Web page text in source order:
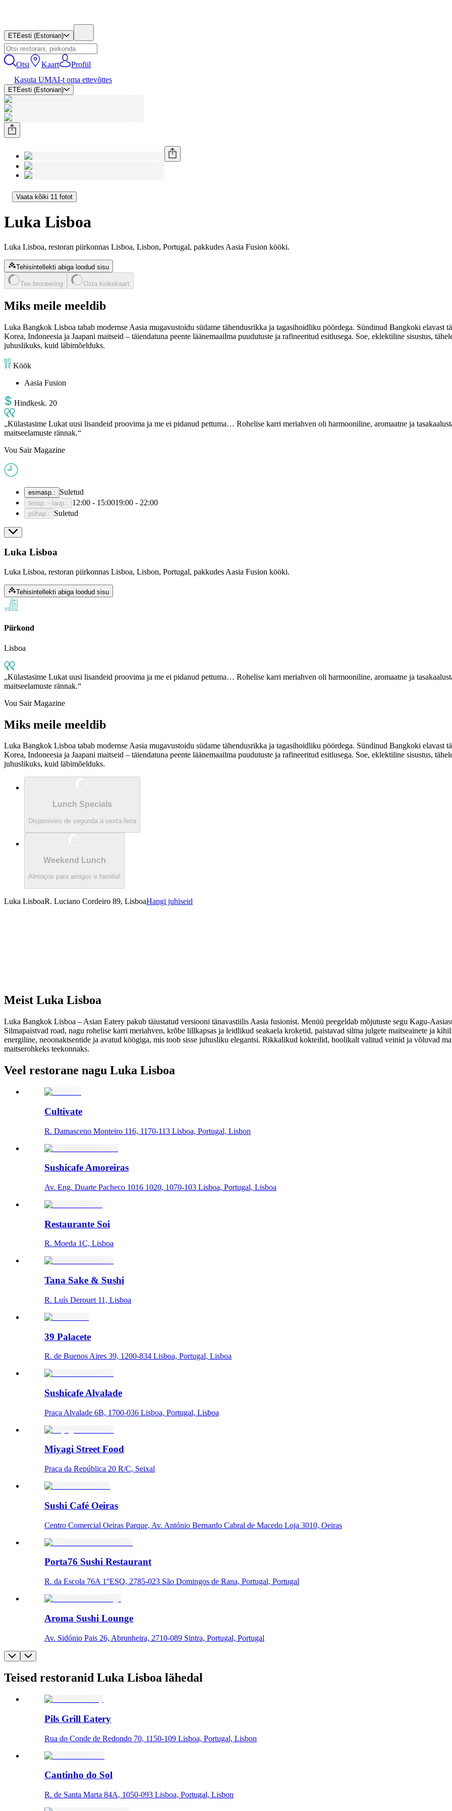
ETEesti (Estonian)
Otsi Kaart
Profiil
Kasuta UMAI-t oma ettevõttes
ETEesti (Estonian)
Vaata kõiki 11 fotot
Luka Lisboa
Luka Lisboa, restoran piirkonnas Lisboa, Lisbon, Portugal, pakkudes Aasia Fusion kööki.
Tehisintellekti abiga loodud sisu
Tee broneering Osta kinkekaart
Miks meile meeldib
Luka Bangkok Lisboa tabab modernse Aasia mugavustoidu südame tähendusrikka ja tagasihoidliku pöördega. Sündinud Bangkoki elavast
Korea, Indoneesia ja Jaapani maitseid – täiendatuna peente läänemaailma puudutuste ja rafineeritud esitlusega. Soe, eklektiline sisustus,
juhuslikuks, kuid läbimõelduks.
Köök
Aasia Fusion
Hindkesk. 20
Külastasime Lukat uusi lisandeid proovima ja me ei pidanud pettuma… Rohelise karri meriahven oli harmooniline, aromaatne ja
maitseelamuste rännak.
Vou Sair Magazine
esmasp. : Suletud
teisip. - laup. : 12:00 - 15:0019:00 - 22:00
pühap. : Suletud
Luka Lisboa
Luka Lisboa, restoran piirkonnas Lisboa, Lisbon, Portugal, pakkudes Aasia Fusion kööki.
Tehisintellekti abiga loodud sisu
Piirkond
Lisboa
Külastasime Lukat uusi lisandeid proovima ja me ei pidanud pettuma… Rohelise karri meriahven oli harmooniline, aromaatne ja
maitseelamuste rännak.
Vou Sair Magazine
Miks meile meeldib
Luka Bangkok Lisboa tabab modernse Aasia mugavustoidu südame tähendusrikka ja tagasihoidliku pöördega. Sündinud Bangkoki elavast
Korea, Indoneesia ja Jaapani maitseid – täiendatuna peente läänemaailma puudutuste ja rafineeritud esitlusega. Soe, eklektiline sisustus,
juhuslikuks, kuid läbimõelduks.
Lunch Specials
Disponiveis de segunda a sexta-feira
Weekend Lunch
Almoços para amigos e familia!
Luka LisboaR. Luciano Cordeiro 89, LisboaHangi juhiseid
Meist Luka Lisboa
Luka Bangkok Lisboa – Asian Eatery pakub täiustatud versiooni tänavastiilis Aasia fusionist. Menüü peegeldab mõjutuste segu Kagu-
Silmapaistvad road, nagu rohelise karri meriahven, krõbe lillkapsas ja leidlikud seakaela kroketid, paistavad silma julgete maitseainete ja
energiline, neoonaktsentide ja avatud köögiga, mis toob sisse juhusliku elegantsi. Rikkalikud kokteilid, hoolikalt valitud veinid ja võluvad
maitserohkeks teekonnaks.
Veel restorane nagu Luka Lisboa
Cultivate
R. Damasceno Monteiro 116, 1170-113 Lisboa, Portugal, Lisbon
Sushicafe Amoreiras
Av. Eng. Duarte Pacheco 1016 1020, 1070-103 Lisboa, Portugal, Lisboa
Restaurante Soi
R. Moeda 1C, Lisboa
Tana Sake & Sushi
R. Luís Derouet 11, Lisboa
39 Palacete
R. de Buenos Aires 39, 1200-834 Lisboa, Portugal, Lisboa
Sushicafe Alvalade
Praça Alvalade 6B, 1700-036 Lisboa, Portugal, Lisboa
Miyagi Street Food
Praça da República 20 R/C, Seixal
Sushi Café Oeiras
Centro Comercial Oeiras Parque, Av. António Bernardo Cabral de Macedo Loja 3010, Oeiras
Porta76 Sushi Restaurant
R. da Escola 76A 1°ESQ, 2785-023 São Domingos de Rana, Portugal, Portugal
Aroma Sushi Lounge
Av. Sidónio Pais 26, Abrunheira, 2710-089 Sintra, Portugal, Portugal
Teised restoranid Luka Lisboa lähedal
Pils Grill Eatery
Rua do Conde de Redondo 70, 1150-109 Lisboa, Portugal, Lisbon
Cantinho do Sol
R. de Santa Marta 84A, 1050-093 Lisboa, Portugal, Lisbon